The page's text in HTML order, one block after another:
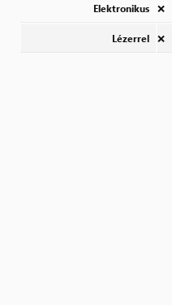
Elektronikus ❌
Lézerrel ❌